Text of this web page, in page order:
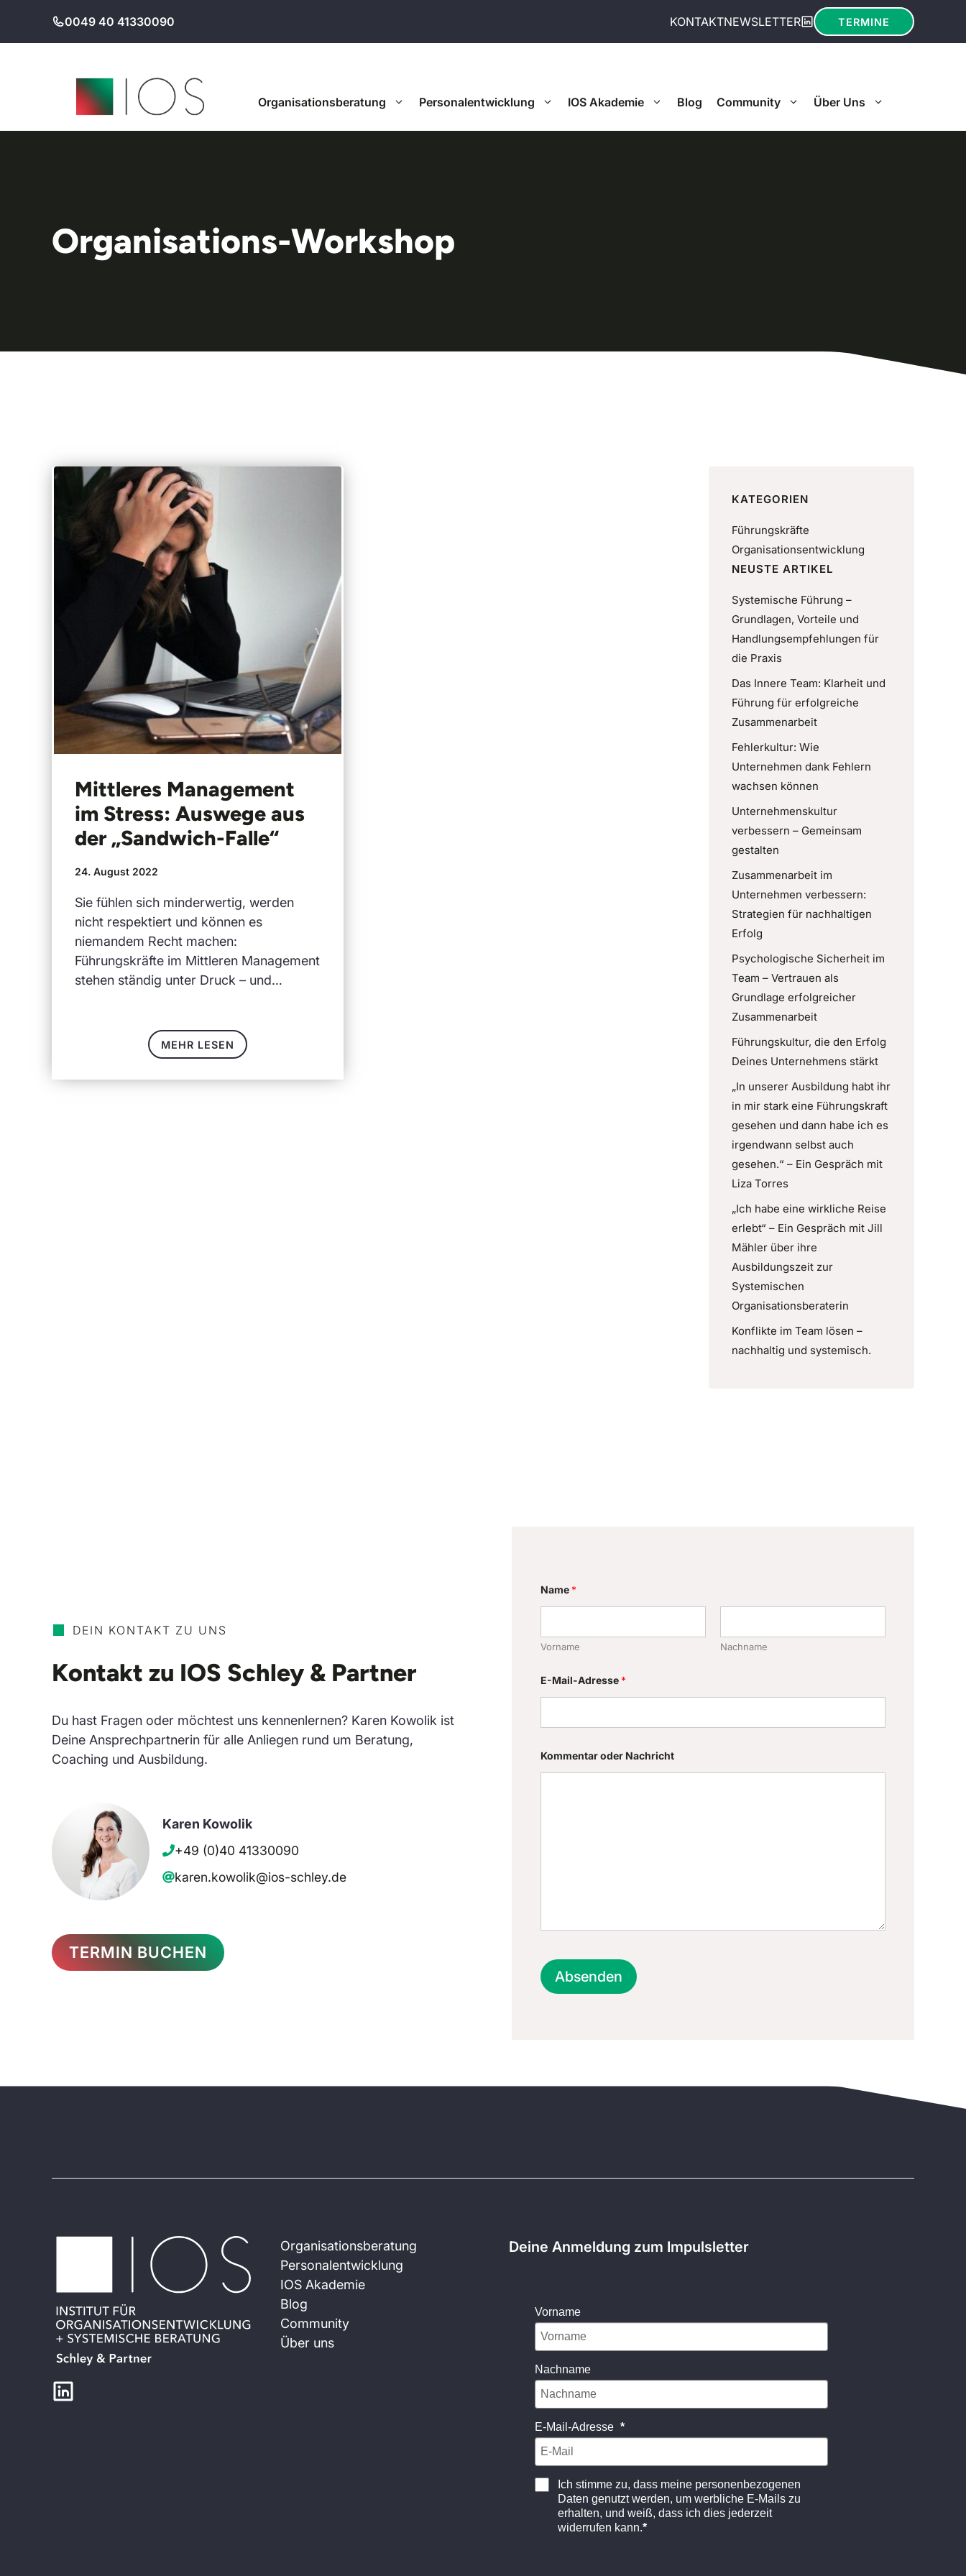
springen
0049 40 41330090 KONTAKTNEWSLETTER TERMINE
Organisationsberatung Personalentwicklung IOS Akademie Blog Community Über Uns
Organisations-Workshop
Mittleres Management
im Stress: Auswege aus
der „Sandwich-Falle“
24. August 2022
Sie fühlen sich minderwertig, werden
nicht respektiert und können es
niemandem Recht machen:
Führungskräfte im Mittleren Management
stehen ständig unter Druck – und…
MEHR LESEN
KATEGORIEN
Führungskräfte
Organisationsentwicklung
NEUSTE ARTIKEL
Systemische Führung –
Grundlagen, Vorteile und
Handlungsempfehlungen für
die Praxis
Das Innere Team: Klarheit und
Führung für erfolgreiche
Zusammenarbeit
Fehlerkultur: Wie
Unternehmen dank Fehlern
wachsen können
Unternehmenskultur
verbessern – Gemeinsam
gestalten
Zusammenarbeit im
Unternehmen verbessern:
Strategien für nachhaltigen
Erfolg
Psychologische Sicherheit im
Team – Vertrauen als
Grundlage erfolgreicher
Zusammenarbeit
Führungskultur, die den Erfolg
Deines Unternehmens stärkt
„In unserer Ausbildung habt ihr
in mir stark eine Führungskraft
gesehen und dann habe ich es
irgendwann selbst auch
gesehen.“ – Ein Gespräch mit
Liza Torres
„Ich habe eine wirkliche Reise
erlebt“ – Ein Gespräch mit Jill
Mähler über ihre
Ausbildungszeit zur
Systemischen
Organisationsberaterin
Konflikte im Team lösen –
nachhaltig und systemisch.
DEIN KONTAKT ZU UNS
Kontakt zu IOS Schley & Partner
Du hast Fragen oder möchtest uns kennenlernen? Karen Kowolik ist
Deine Ansprechpartnerin für alle Anliegen rund um Beratung,
Coaching und Ausbildung.
Karen Kowolik
+49 (0)40 41330090
karen.kowolik@ios-schley.de
TERMIN BUCHEN
Name *
Vorname Nachname
a
m
a
h
E-Mail-Adresse *
Kommentar oder Nachricht
Absenden
Organisationsberatung
Personalentwicklung
IOS Akademie
Blog
Community
Über uns
Deine Anmeldung zum Impulsletter
Vorname
Nachname
E-Mail-Adresse
Ich stimme zu, dass meine personenbezogenen
Daten genutzt werden, um werbliche E-Mails zu
erhalten, und weiß, dass ich dies jederzeit
widerrufen kann.